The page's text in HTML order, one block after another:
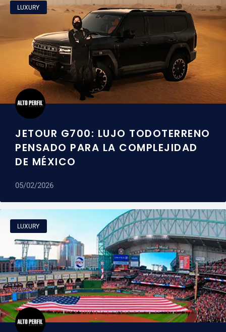
LUXURY
JETOUR G700: LUJO TODOTERRENO
PENSADO PARA LA COMPLEJIDAD
DE MÉXICO
05/02/2026
LUXURY